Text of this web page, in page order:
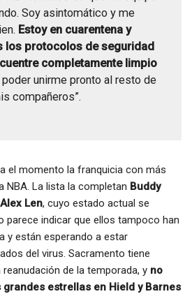
Soy asintomático y me
Estoy en cuarentena y
los protocolos de seguridad
completamente limpio
unirme pronto al resto de
compañeros”.
el momento la franquicia con más
La lista la completan Buddy
Len, cuyo estado actual se
parece indicar que ellos tampoco han
y están esperando a estar
del virus. Sacramento tiene
de la temporada, y no
estrellas en Hield y Barnes